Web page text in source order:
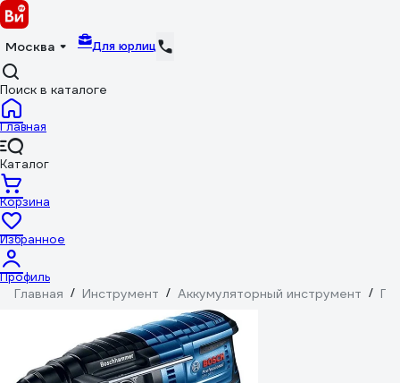
Москва Для юрлиц
Поиск в каталоге
Главная
Каталог
Корзина
Избранное
Профиль
Главная / Инструмент / Аккумуляторный инструмент /